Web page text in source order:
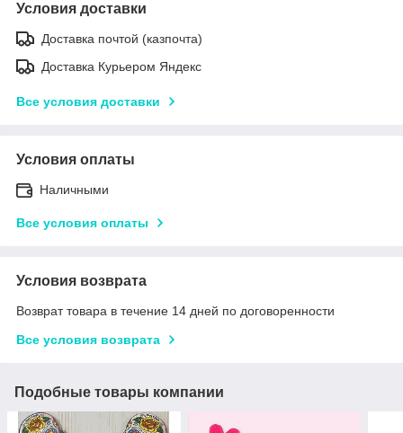
Условия доставки
Доставка почтой (казпочта)
Доставка Курьером Яндекс
Все условия доставки
Условия оплаты
Наличными
Все условия оплаты
Условия возврата
Возврат товара в течение 14 дней по договоренности
Все условия возврата
Подобные товары компании